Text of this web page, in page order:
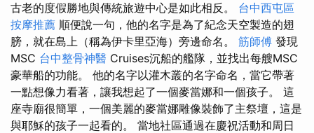
古老的度假勝地與傳統旅遊中心是如此相反。 台中西屯區
按摩推薦 順便說一句，他的名字是為了紀念天空製造的翅
膀，就在島上（稱為伊卡里亞海）旁邊命名。 筋師傅 發現
MSC 台中整骨神醫 Cruises沉船的艦隊，並找出每艘MSC
豪華船的功能。 他的名字以灌木叢的名字命名，當它帶著
一點想像力看著，讓我想起了一個麥當娜和一個孩子。 這
座寺廟很簡單，一個美麗的麥當娜雕像裝飾了主祭壇，這是
與耶穌的孩子一起看的。 當地社區通過在慶祝活動和周日